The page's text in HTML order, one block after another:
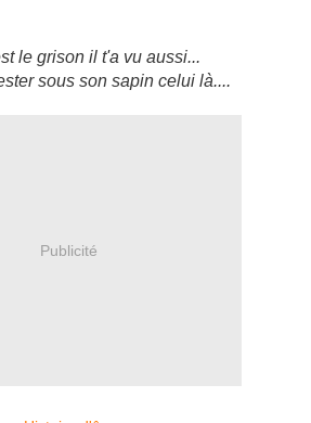
le grison il t'a vu aussi...
sous son sapin celui là....
Publicité